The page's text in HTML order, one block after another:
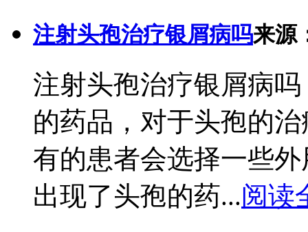
注射头孢治疗银屑病吗来源
注射头孢治疗银屑病
的药品，对于头孢的
有的患者会选择一些
出现了头孢的药...阅读